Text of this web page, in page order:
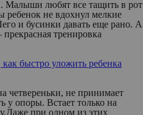
Малыши любят все тащить в рот
ребенок не вдохнул мелкие
и бусинки давать еще рано. А
тренировка
быстро уложить ребенка
четвереньки, не принимает
у опоры. Встает только на
при одном из этих